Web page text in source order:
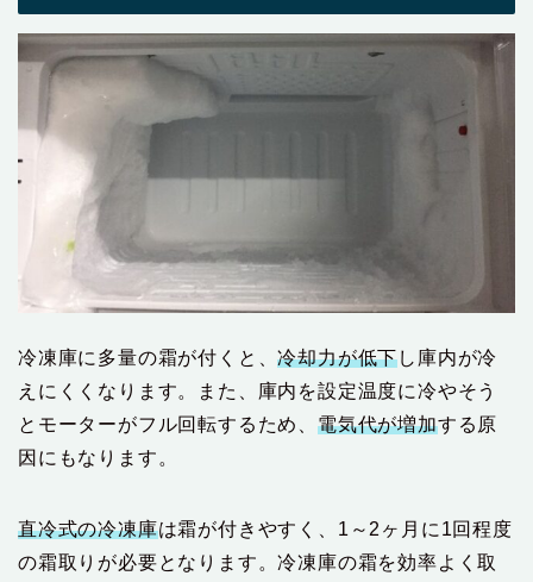
冷凍庫に多量の霜が付くと、冷却力が低下し庫内が冷
えにくくなります。また、庫内を設定温度に冷やそう
とモーターがフル回転するため、 電気代が増加する原
因にもなります。
直冷式の冷凍庫は霜が付きやすく、1～2ヶ月に1回程度
の霜取りが必要となります。冷凍庫の霜を効率よく取